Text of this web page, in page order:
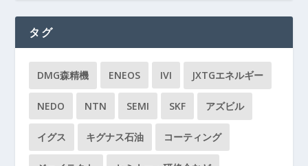
タグ
DMG森精機 ENEOS IVI JXTGエネルギー
NEDO NTN SEMI SKF アズビル
イグス キグナス石油 コーティング